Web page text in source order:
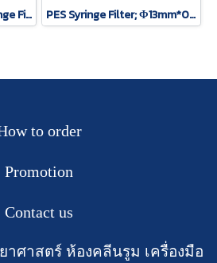
Hydrophobic PVDF Syringe Filter; Φ25mm*0.45um, 100 pcs/pack PES Syringe Filter; Φ13mm*0.45um, 100 pcs/pack
to order
Promotion
Contact us
ศาสตร์ ห้องคลีนรูม เครื่องมือ